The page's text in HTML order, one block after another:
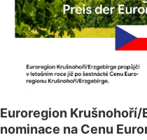
Euroregion
nominace na Cenu